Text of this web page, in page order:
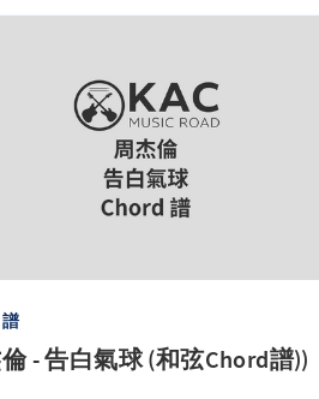
- 告白氣球 (和弦Chord譜))